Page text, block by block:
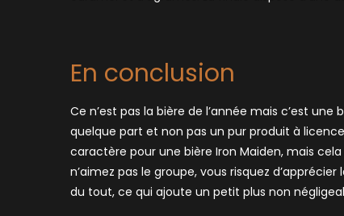
En conclusion
Ce n’est pas la bière de l’année mais c’est
quelque part et non pas un pur produit à
caractère pour une bière Iron Maiden, mais
n’aimez pas le groupe, vous risquez
du tout, ce qui ajoute un petit plus non